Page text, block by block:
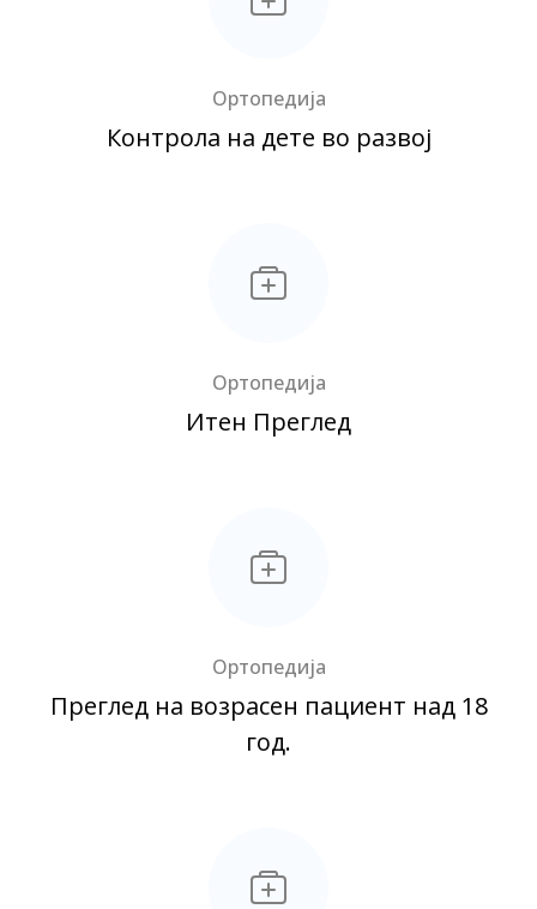
Ортопедија
Контрола на дете во развој
Ортопедија
Итен Преглед
Ортопедија
Преглед на возрасен пациент над 18
год.